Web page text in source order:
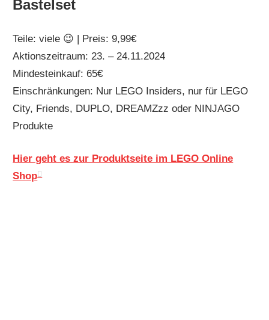
Bastelset
Teile: viele 😉 | Preis: 9,99€
Aktionszeitraum: 23. – 24.11.2024
Mindesteinkauf: 65€
Einschränkungen: Nur LEGO Insiders, nur für LEGO
City, Friends, DUPLO, DREAMZzz oder NINJAGO
Produkte
Hier geht es zur Produktseite im LEGO Online
Shop